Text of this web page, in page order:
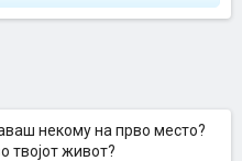
некому на прво место?
твојот живот?